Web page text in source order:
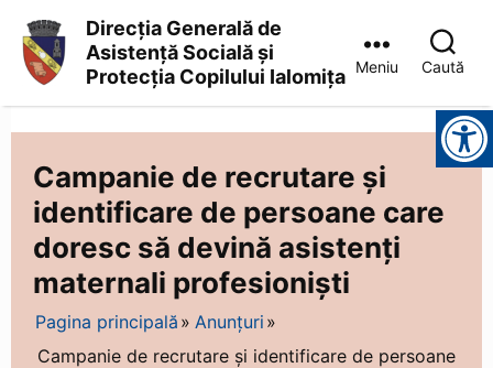
Asistență
Socială
și
Protecția
Copilului
Ialomița
Direcția Generală de
Asistență Socială și
Protecția Copilului Ialomița
Meniu Caută
Instrumente pentru accesibilitate
Campanie de recrutare și
identificare de persoane care
doresc să devină asistenți
maternali profesioniști
Pagina principală
Anunțuri
Campanie de recrutare și identificare de persoane